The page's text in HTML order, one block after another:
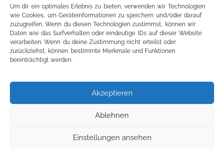
Um dir ein optimales Erlebnis zu bieten, verwenden wir Technologien
wie Cookies, um Geräteinformationen zu speichern und/oder darauf
zuzugreifen. Wenn du diesen Technologien zustimmst, können wir
Daten wie das Surfverhalten oder eindeutige IDs auf dieser Website
verarbeiten. Wenn du deine Zustimmung nicht erteilst oder
zurückziehst, können bestimmte Merkmale und Funktionen
beeinträchtigt werden.
Akzeptieren
Ablehnen
Einstellungen ansehen
Newsletter
Anmeldung
Mitglied
werden